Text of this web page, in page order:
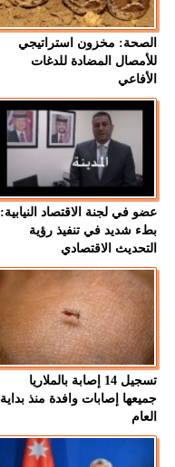
الصحة: مخزون استراتيجي
للأمصال المضادة للدغات
الأفاعي
عضو في لجنة الاقتصاد النيابية:
بطء شديد في تنفيذ رؤية
التحديث الاقتصادي
تسجيل 14 إصابة بالملاريا
جميعها إصابات وافدة منذ بداية
العام